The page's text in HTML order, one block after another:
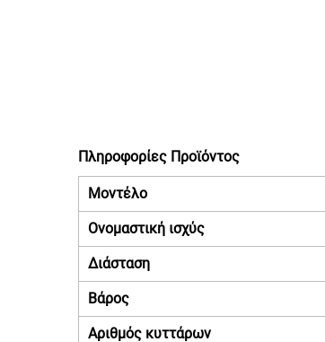
Πληροφορίες Προϊόντος
Μοντέλο
Ονομαστική ισχύς
Διάσταση
Βάρος
Αριθμός κυττάρων